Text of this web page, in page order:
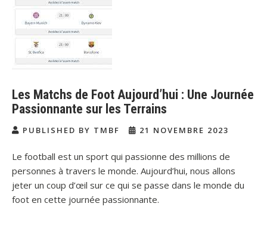
Les Matchs de Foot Aujourd’hui : Une Journée
Passionnante sur les Terrains
PUBLISHED BY TMBF 21 NOVEMBRE 2023
Le football est un sport qui passionne des millions de
personnes à travers le monde. Aujourd’hui, nous allons
jeter un coup d’œil sur ce qui se passe dans le monde du
foot en cette journée passionnante.